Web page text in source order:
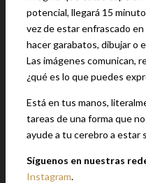
potencial, llegará 15
vez de estar enfrascado
hacer garabatos, dibujar o
Las imágenes comunican,
¿qué es lo que puedes
Está en tus manos,
tareas de una forma que
ayude a tu cerebro a estar
Síguenos en nuestras
Instagram.